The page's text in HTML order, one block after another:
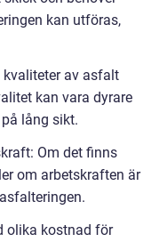
kan utföras,
av asfalt
kan vara dyrare
lång sikt.
Om det finns
om arbetskraften är
olika kostnad för